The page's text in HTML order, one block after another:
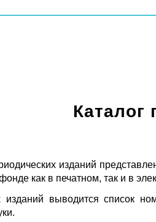
Каталог
изданий
как в печатном, так и в
изданий выводится список